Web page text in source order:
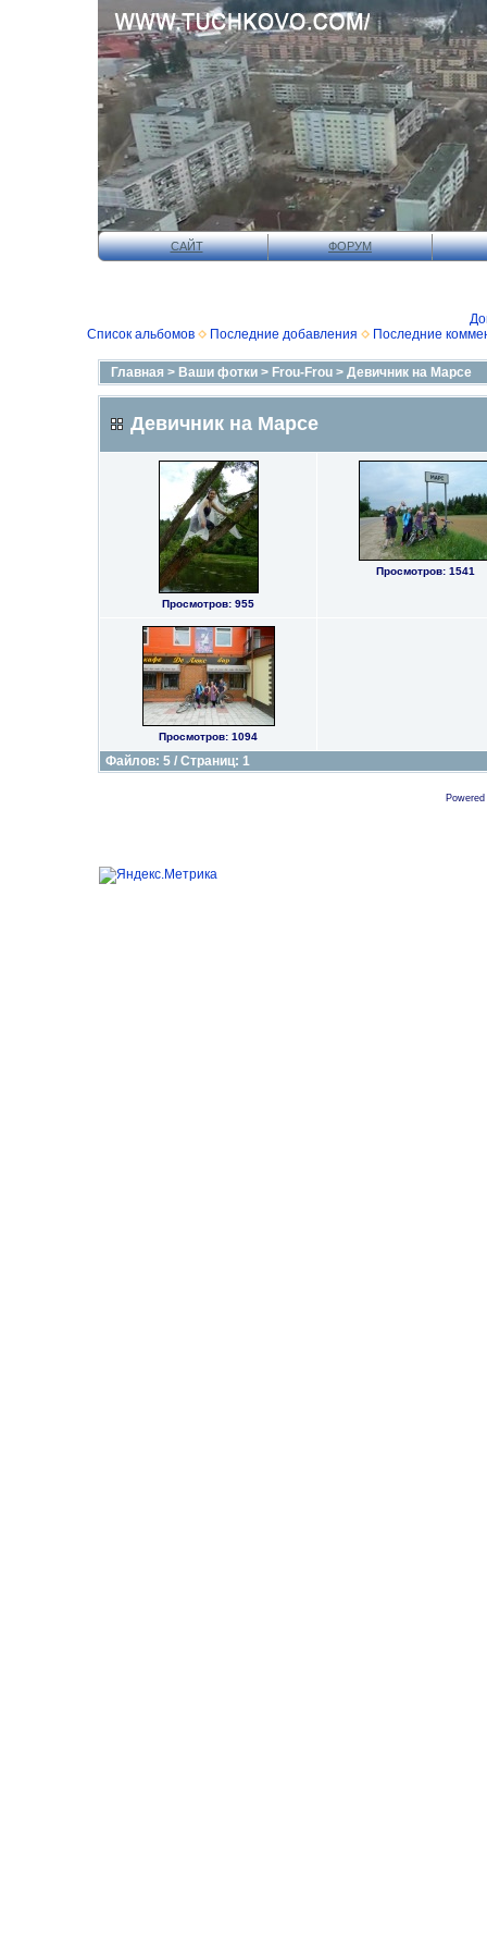
САЙТ ФОРУМ
Список альбомов
Последние добавления Последние
Главная > Ваши фотки > Frou-Frou > Девичник на Марсе
Девичник на Марсе
Просмотров: 955
Просмотров: 1541
Просмотров: 1094
Файлов: 5 / Страниц: 1